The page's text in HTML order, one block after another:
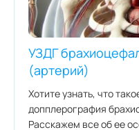
УЗДГ
(артерий)
Хотите узнать, что
допплерография
Расскажем все об ее